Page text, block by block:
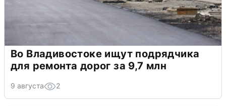
Во Владивостоке ищут подрядчика
для ремонта дорог за 9,7 млн
9 августа 2